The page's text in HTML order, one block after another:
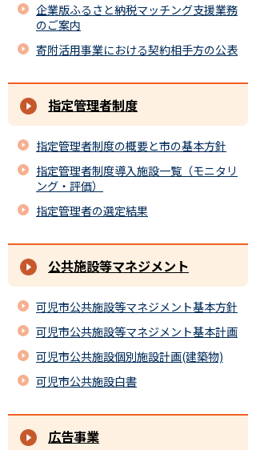
企業版ふるさと納税マッチング支援業務
のご案内
寄附活用事業における契約相手方の公表
指定管理者制度
指定管理者制度の概要と市の基本方針
指定管理者制度導入施設一覧（モニタリ
ング・評価）
指定管理者の選定結果
公共施設等マネジメント
可児市公共施設等マネジメント基本方針
可児市公共施設等マネジメント基本計画
可児市公共施設個別施設計画(建築物)
可児市公共施設白書
広告事業